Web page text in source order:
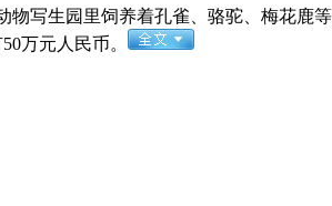
生园里饲养着孔雀、骆驼、梅花鹿
万元人民币。